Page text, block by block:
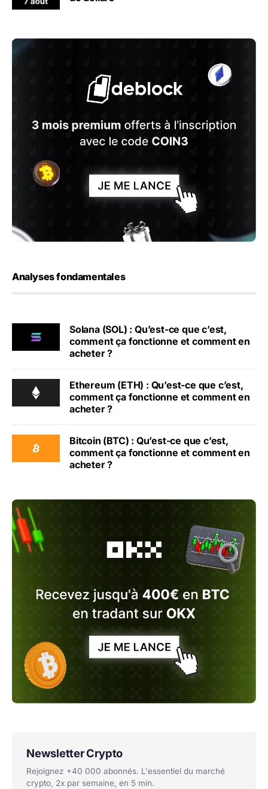
Analyses fondamentales
Solana (SOL) : Qu’est-ce que c’est,
comment ça fonctionne et comment en
acheter ?
Ethereum (ETH) : Qu’est-ce que c’est,
comment ça fonctionne et comment en
acheter ?
Bitcoin (BTC) : Qu’est-ce que c’est,
comment ça fonctionne et comment en
acheter ?
Newsletter Crypto
Rejoignez +40 000 abonnés. L'essentiel du marché
crypto, 2x par semaine, en 5 min.